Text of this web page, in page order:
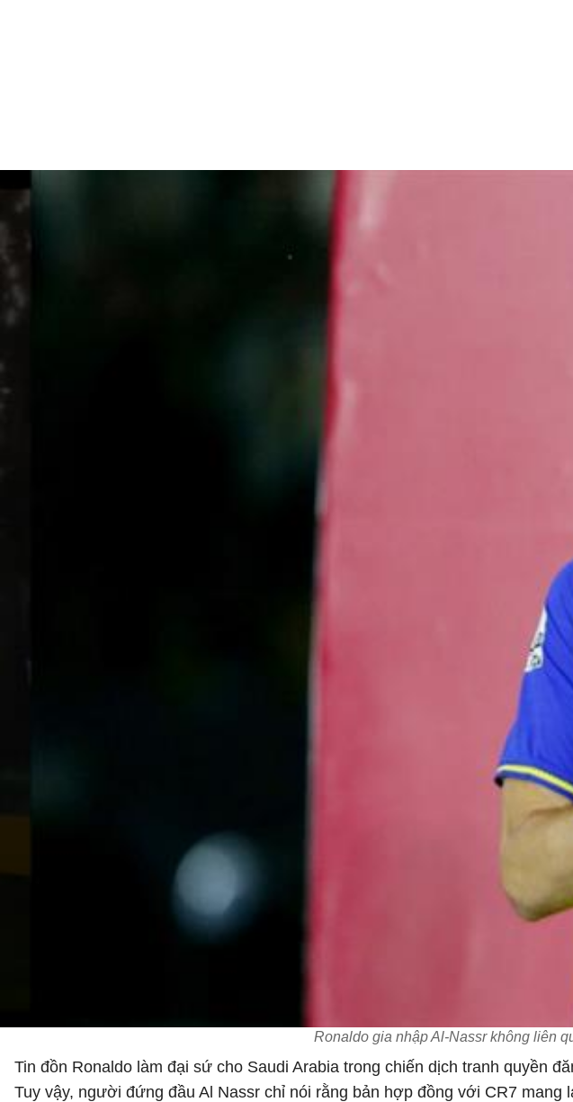
Ronaldo gia nhập Al-Nassr không liên
Tin đồn Ronaldo làm đại sứ cho Saudi Arabia trong chiến dịch tranh quyền
Tuy vậy, người đứng đầu Al Nassr chỉ nói rằng bản hợp đồng với CR7